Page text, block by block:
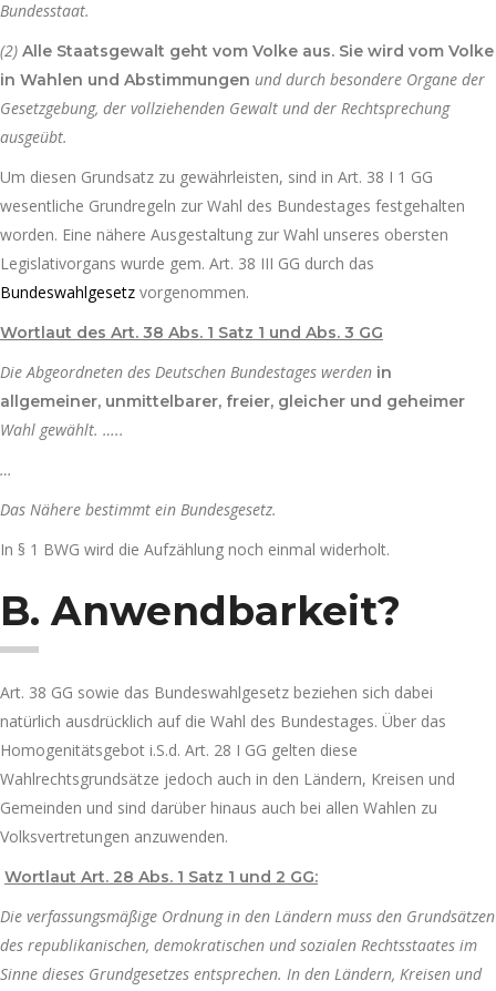
Bundesstaat.
(2) Alle Staatsgewalt geht vom Volke aus. Sie wird vom Volke
in Wahlen und Abstimmungen und durch besondere Organe der
Gesetzgebung, der vollziehenden Gewalt und der Rechtsprechung
ausgeübt.
Um diesen Grundsatz zu gewährleisten, sind in Art. 38 I 1 GG
wesentliche Grundregeln zur Wahl des Bundestages festgehalten
worden. Eine nähere Ausgestaltung zur Wahl unseres obersten
Legislativorgans wurde gem. Art. 38 III GG durch das
Bundeswahlgesetz vorgenommen.
Wortlaut des Art. 38 Abs. 1 Satz 1 und Abs. 3 GG
Die Abgeordneten des Deutschen Bundestages werden in
allgemeiner, unmittelbarer, freier, gleicher und geheimer
Wahl gewählt. …..
…
Das Nähere bestimmt ein Bundesgesetz.
In § 1 BWG wird die Aufzählung noch einmal widerholt.
B. Anwendbarkeit?
Art. 38 GG sowie das Bundeswahlgesetz beziehen sich dabei
natürlich ausdrücklich auf die Wahl des Bundestages. Über das
Homogenitätsgebot i.S.d. Art. 28 I GG gelten diese
Wahlrechtsgrundsätze jedoch auch in den Ländern, Kreisen und
Gemeinden und sind darüber hinaus auch bei allen Wahlen zu
Volksvertretungen anzuwenden.
Wortlaut Art. 28 Abs. 1 Satz 1 und 2 GG:
Die verfassungsmäßige Ordnung in den Ländern muss den Grundsätzen
des republikanischen, demokratischen und sozialen Rechtsstaates im
Sinne dieses Grundgesetzes entsprechen. In den Ländern, Kreisen und